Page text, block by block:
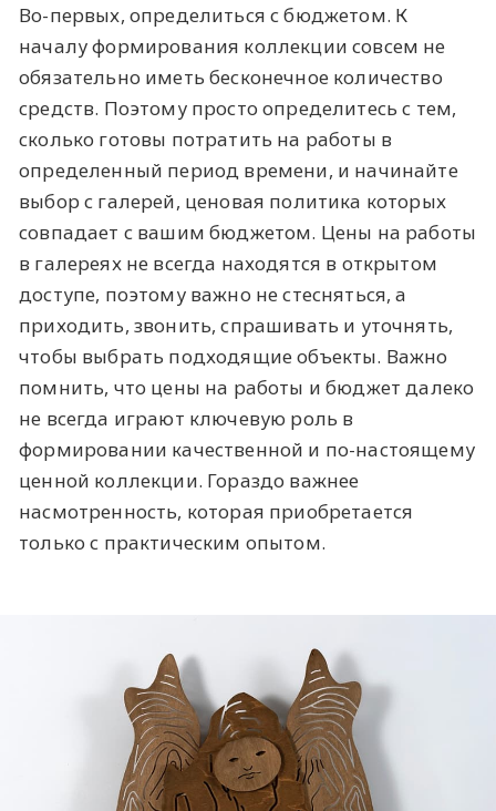
Во-первых, определиться с бюджетом. К
началу формирования коллекции совсем не
обязательно иметь бесконечное количество
средств. Поэтому просто определитесь с тем,
сколько готовы потратить на работы в
определенный период времени, и начинайте
выбор с галерей, ценовая политика которых
совпадает с вашим бюджетом. Цены на работы
в галереях не всегда находятся в открытом
доступе, поэтому важно не стесняться, а
приходить, звонить, спрашивать и уточнять,
чтобы выбрать подходящие объекты. Важно
помнить, что цены на работы и бюджет далеко
не всегда играют ключевую роль в
формировании качественной и по-настоящему
ценной коллекции. Гораздо важнее
насмотренность, которая приобретается
только с практическим опытом.